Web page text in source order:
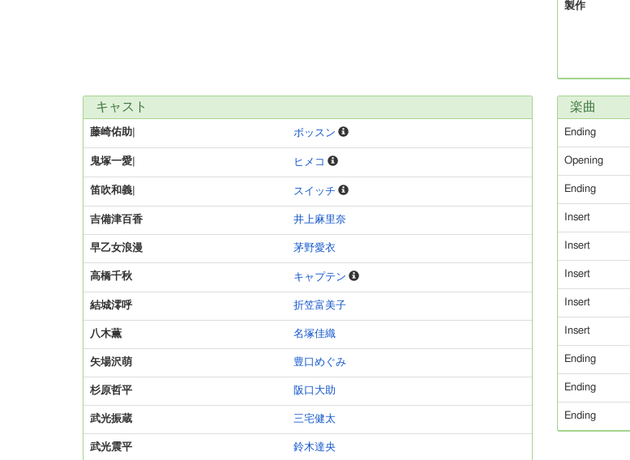
製作
キャスト
藤崎佑助| ボッスン
鬼塚一愛| ヒメコ
笛吹和義| スイッチ
吉備津百香 井上麻里奈
早乙女浪漫 茅野愛衣
高橋千秋 キャプテン
結城澪呼 折笠富美子
八木薫 名塚佳織
矢場沢萌 豊口めぐみ
杉原哲平 阪口大助
武光振蔵 三宅健太
武光震平 鈴木達央
楽曲
Ending
Opening
Ending
Insert
Insert
Insert
Insert
Insert
Ending
Ending
Ending